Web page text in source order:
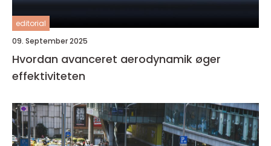
editorial
09. September 2025
Hvordan avanceret aerodynamik øger
effektiviteten